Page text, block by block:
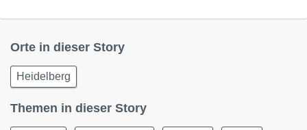
Orte in dieser Story
Heidelberg
Themen in dieser Story